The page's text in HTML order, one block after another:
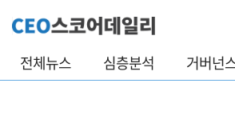
전체뉴스 심층분석 거버넌